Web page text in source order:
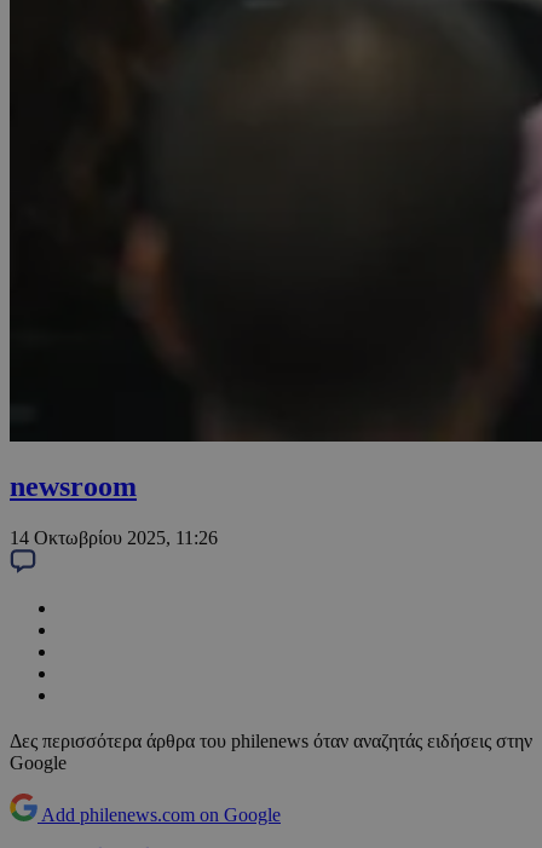
newsroom
14 Οκτωβρίου 2025, 11:26
Δες περισσότερα άρθρα του philenews όταν αναζητάς ειδήσεις στην
Google
Add philenews.com on Google